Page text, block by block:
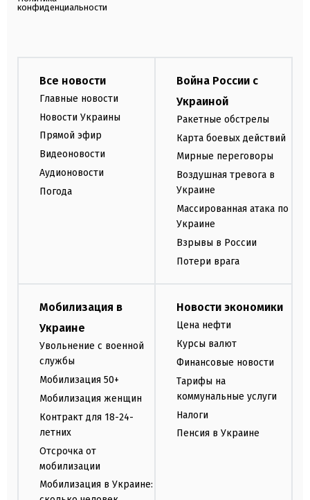
конфиденциальности
Все новости
Главные новости
Новости Украины
Прямой эфир
Видеоновости
Аудионовости
Погода
Война России с
Украиной
Ракетные обстрелы
Карта боевых действий
Мирные переговоры
Воздушная тревога в
Украине
Массированная атака по
Украине
Взрывы в России
Потери врага
Мобилизация в
Украине
Увольнение с военной
службы
Мобилизация 50+
Мобилизация женщин
Контракт для 18-24-
летних
Отсрочка от
мобилизации
Мобилизация в Украине:
Новости экономики
Цена нефти
Курсы валют
Финансовые новости
Тарифы на
коммунальные услуги
Налоги
Пенсия в Украине